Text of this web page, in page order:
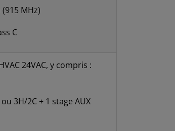
MHz)
C
24VAC, y compris :
3H/2C + 1 stage AUX